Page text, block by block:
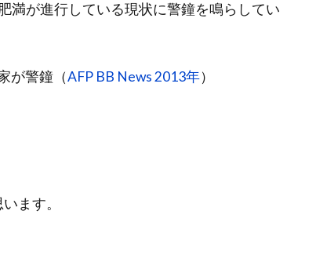
満が進行している現状に警鐘を鳴らしてい
が警鐘（AFP BB News 2013年）
ます。